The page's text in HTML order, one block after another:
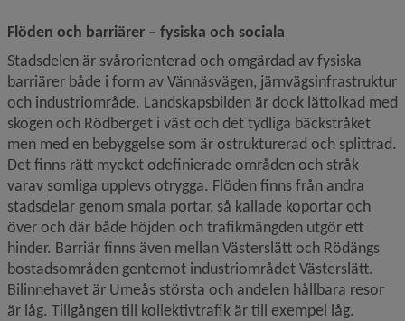
Flöden och barriärer – fysiska och sociala
Stadsdelen är svårorienterad och omgärdad av fysiska
barriärer både i form av Vännäsvägen, järnvägsinfrastruktur
och industriområde. Landskapsbilden är dock lättolkad med
skogen och Rödberget i väst och det tydliga bäckstråket
men med en bebyggelse som är ostrukturerad och splittrad.
Det finns rätt mycket odefinierade områden och stråk
varav somliga upplevs otrygga. Flöden finns från andra
stadsdelar genom smala portar, så kallade koportar och
över och där både höjden och trafikmängden utgör ett
hinder. Barriär finns även mellan Västerslätt och Rödängs
bostadsområden gentemot industriområdet Västerslätt.
Bilinnehavet är Umeås största och andelen hållbara resor
är låg. Tillgången till kollektivtrafik är till exempel låg.